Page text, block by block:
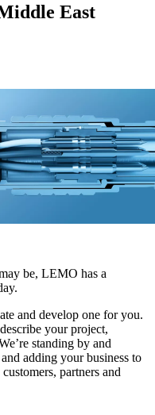
East
be, LEMO has a
and develop one for you.
your project,
standing by and
adding your business to
partners and